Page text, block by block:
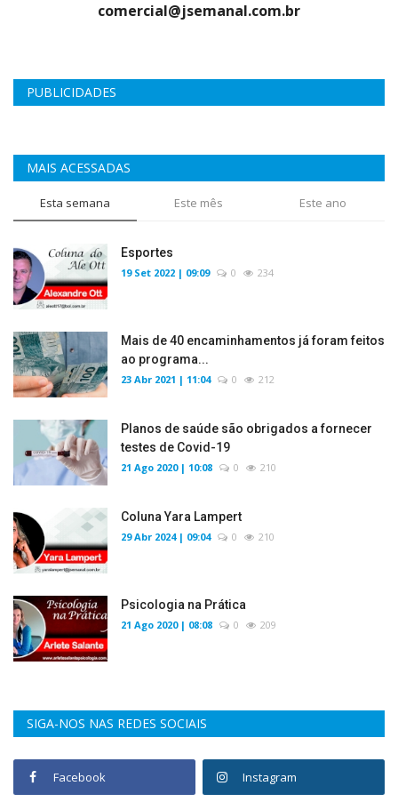
comercial@jsemanal.com.br
PUBLICIDADES
MAIS ACESSADAS
Esta semana Este mês Este ano
Esportes
19 Set 2022 | 09:09 0 234
Mais de 40 encaminhamentos já foram feitos
ao programa...
23 Abr 2021 | 11:04 0 212
Planos de saúde são obrigados a fornecer
testes de Covid-19
21 Ago 2020 | 10:08 0 210
Coluna Yara Lampert
29 Abr 2024 | 09:04 0 210
Psicologia na Prática
21 Ago 2020 | 08:08 0 209
SIGA-NOS NAS REDES SOCIAIS
Facebook Instagram